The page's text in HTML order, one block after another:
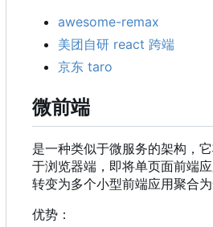
awesome-remax
美团自研 react 跨端
京东 taro
微前端
是一种类似于微服务的架构，
于浏览器端，即将单页面前端
转变为多个小型前端应用聚合为
优势：